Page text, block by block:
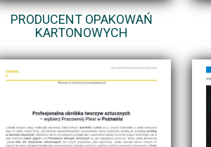
PRODUCENT OPAKOWAŃ
KARTONOWYCH